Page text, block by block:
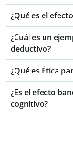
¿Qué es el
¿Cuál es un
deductivo?
¿Qué es Ética
¿Es el efecto
cognitivo?